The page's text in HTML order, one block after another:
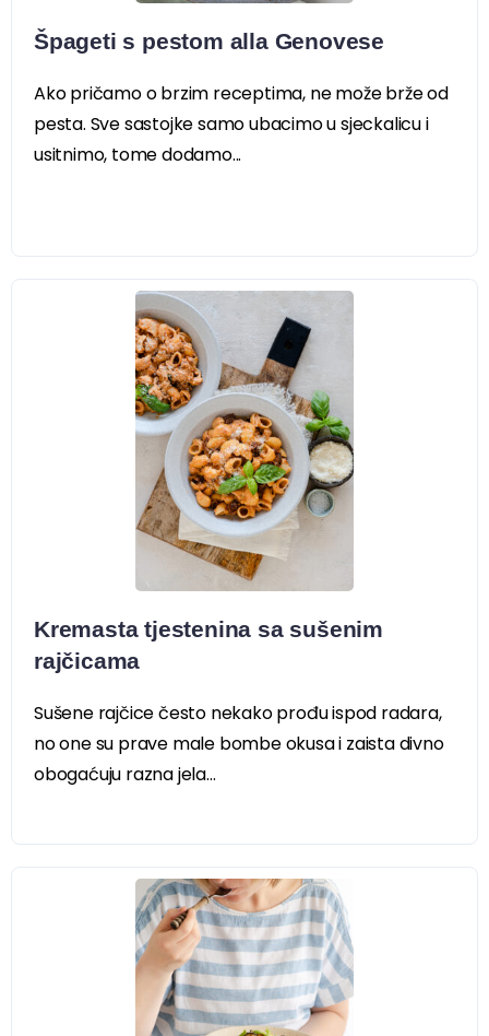
Špageti s pestom alla Genovese
Ako pričamo o brzim receptima, ne može brže od
pesta. Sve sastojke samo ubacimo u sjeckalicu i
usitnimo, tome dodamo...
Kremasta tjestenina sa sušenim
rajčicama
Sušene rajčice često nekako prođu ispod radara,
no one su prave male bombe okusa i zaista divno
obogaćuju razna jela...